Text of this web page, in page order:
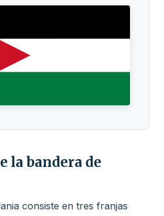
la bandera de
consiste en tres franjas